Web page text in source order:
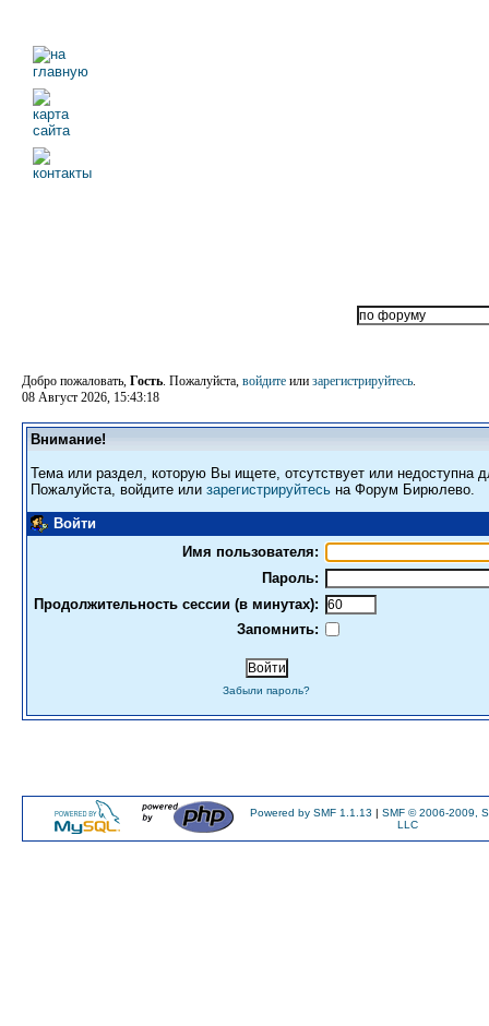
Добро пожаловать, Гость. Пожалуйста, войдите или зарегистрируйтесь.
08 Август 2026, 15:43:18
Внимание!
Тема или раздел, которую Вы ищете, отсутствует или недоступна
Пожалуйста, войдите или зарегистрируйтесь на Форум Бирюлево.
Войти
Имя пользователя:
Пароль:
Продолжительность сессии (в минутах):
Запомнить:
Забыли пароль?
Powered by SMF 1.1.13 | SMF © 2006-2009,
LLC